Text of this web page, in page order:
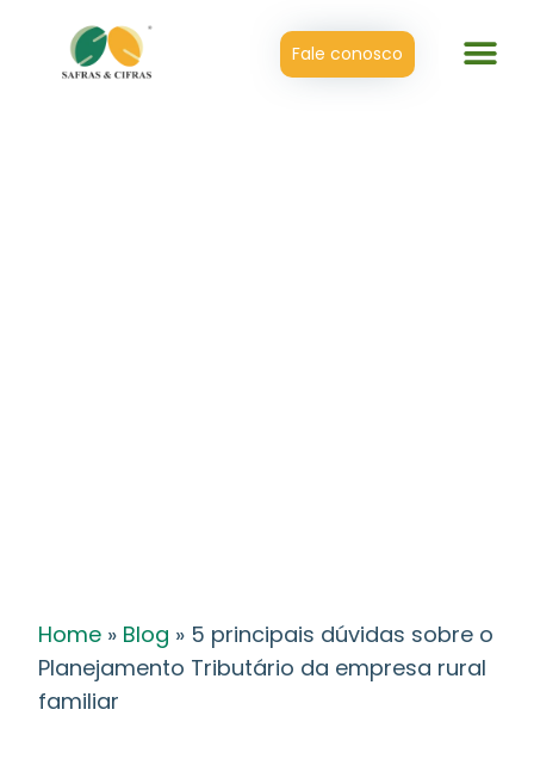
Fale conosco
Home » Blog » 5 principais dúvidas sobre o
Planejamento Tributário da empresa rural
familiar